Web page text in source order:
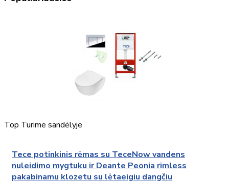
Top Turime sandėlyje
Tece potinkinis rėmas su TeceNow vandens
nuleidimo mygtuku ir Deante Peonia rimless
pakabinamu klozetu su lėtaeigiu dangčiu